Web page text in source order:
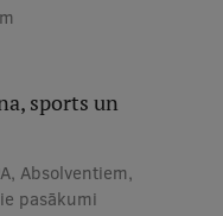
sports un
Absolventiem,
pasākumi